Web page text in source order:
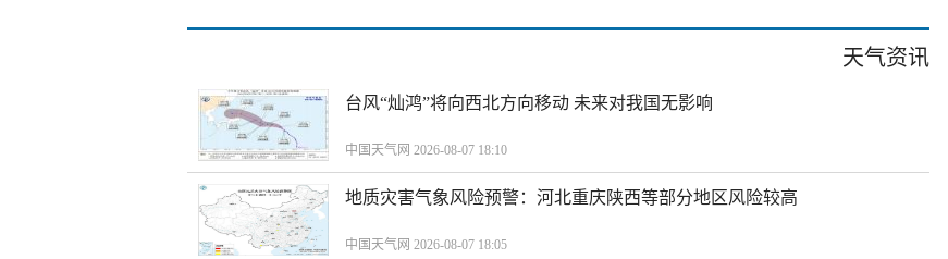
天气资讯
台风“灿鸿”将向西北方向移动 未来对我国无影响
中国天气网 2026-08-07 18:10
地质灾害气象风险预警：河北重庆陕西等部分地区风险较高
中国天气网 2026-08-07 18:05